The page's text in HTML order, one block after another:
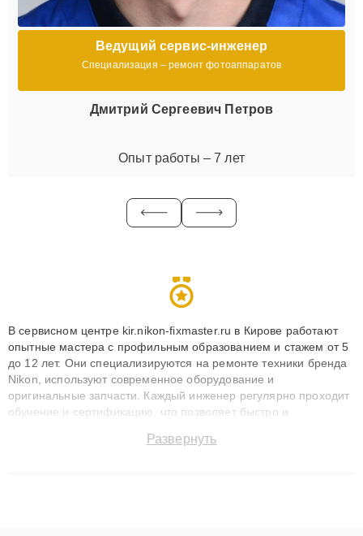
Ведущий сервис-инженер
Специализация – ремонт фотоаппаратов
Дмитрий Сергеевич Петров
Опыт работы – 7 лет
В сервисном центре kir.nikon-fixmaster.ru в Кирове работают
опытные мастера с профильным образованием и стажем от 5
до 12 лет. Они специализируются на ремонте техники бренда
Nikon, используют современное оборудование и
оригинальные запчасти. Каждый инженер регулярно проходит
обучение и сертификацию, что позволяет быстро и
сохранением гарантии до 3 лет. Наши мастера решают
Развернуть